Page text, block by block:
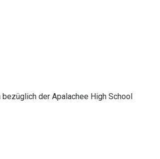
der Apalachee High School